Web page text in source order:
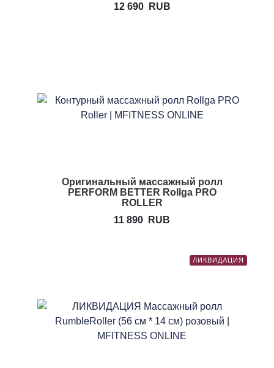
12 690 RUB
Оригинальный массажный ролл
PERFORM BETTER Rollga PRO
ROLLER
11 890
RUB
ЛИКВИДАЦИЯ